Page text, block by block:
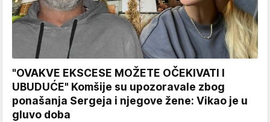
"OVAKVE EKSCESE MOŽETE OČEKIVATI I
UBUDUĆE" Komšije su upozoravale zbog
ponašanja Sergeja i njegove žene: Vikao je u
gluvo doba